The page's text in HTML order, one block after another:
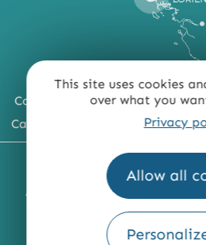
This site uses cookies
over what you
Privacy
Allow all
Comment venir ?
Carte du territoire
MENTIONS LÉGALES
ACCESSIBILITÉ : NON
QUI SOMMES-